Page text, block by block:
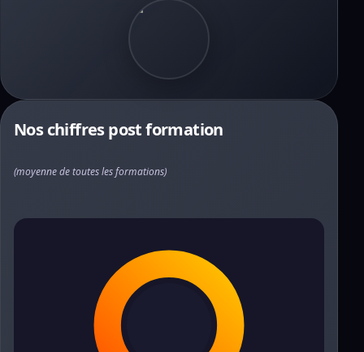
Nos chiffres post formation
(moyenne de toutes les formations)